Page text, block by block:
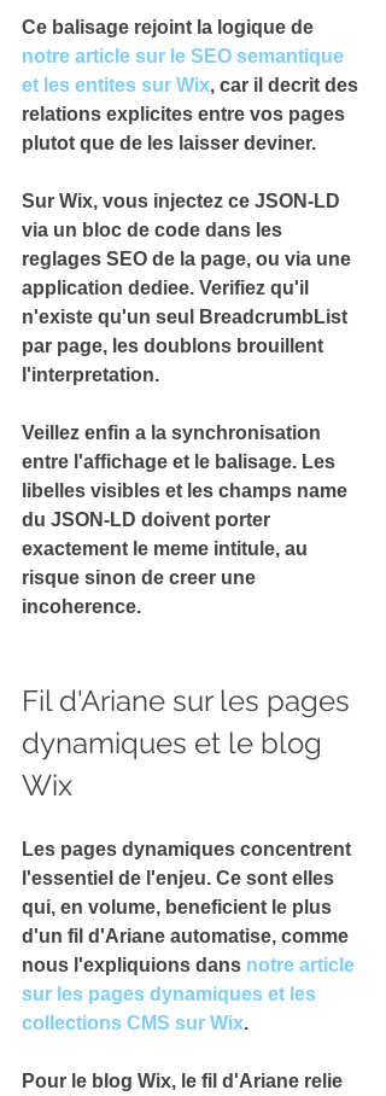
Ce balisage rejoint la logique de
notre article sur le SEO semantique
et les entites sur Wix, car il decrit des
relations explicites entre vos pages
plutot que de les laisser deviner.
Sur Wix, vous injectez ce JSON-LD
via un bloc de code dans les
reglages SEO de la page, ou via une
application dediee. Verifiez qu'il
n'existe qu'un seul BreadcrumbList
par page, les doublons brouillent
l'interpretation.
Veillez enfin a la synchronisation
entre l'affichage et le balisage. Les
libelles visibles et les champs name
du JSON-LD doivent porter
exactement le meme intitule, au
risque sinon de creer une
incoherence.
Fil d'Ariane sur les pages
dynamiques et le blog
Wix
Les pages dynamiques concentrent
l'essentiel de l'enjeu. Ce sont elles
qui, en volume, beneficient le plus
d'un fil d'Ariane automatise, comme
nous l'expliquions dans notre article
sur les pages dynamiques et les
collections CMS sur Wix.
Pour le blog Wix, le fil d'Ariane relie